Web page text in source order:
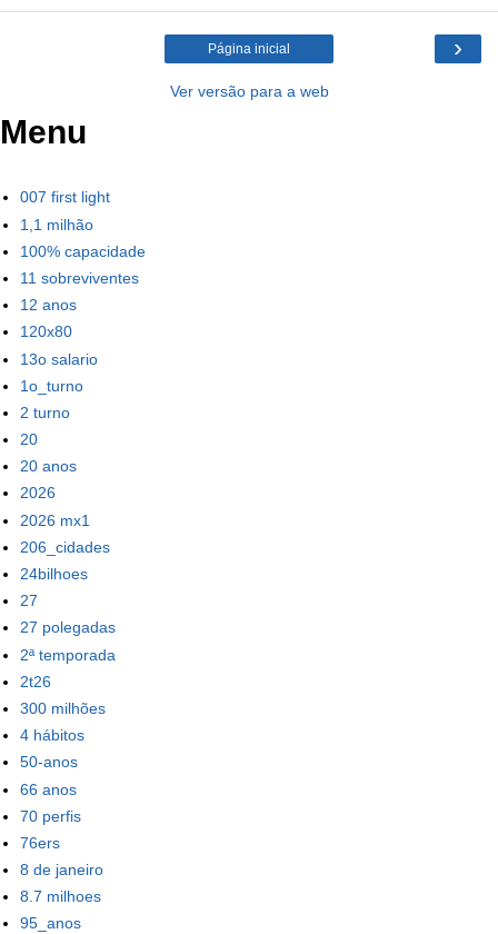
›
Página inicial
Ver versão para a web
Menu
007 first light
1,1 milhão
100% capacidade
11 sobreviventes
12 anos
120x80
13o salario
1o_turno
2 turno
20
20 anos
2026
2026 mx1
206_cidades
24bilhoes
27
27 polegadas
2ª temporada
2t26
300 milhões
4 hábitos
50-anos
66 anos
70 perfis
76ers
8 de janeiro
8.7 milhoes
95_anos